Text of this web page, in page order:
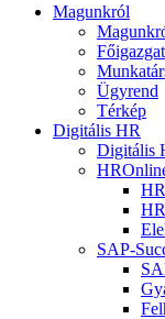
Magunkról
Ügyrend
Térkép
Digitális HR
Digitális
SAP-